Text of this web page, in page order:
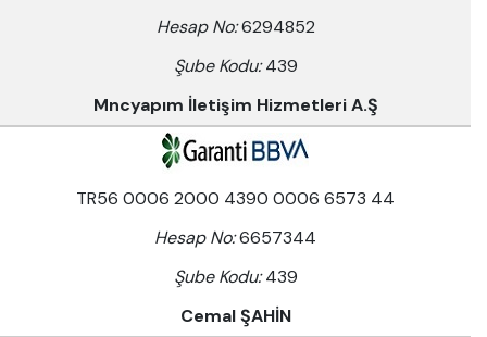
Hesap No:6294852
Şube Kodu:439
Mncyapım İletişim Hizmetleri A.Ş
TR56 0006 2000 4390 0006 6573 44
Hesap No:6657344
Şube Kodu:439
Cemal ŞAHİN